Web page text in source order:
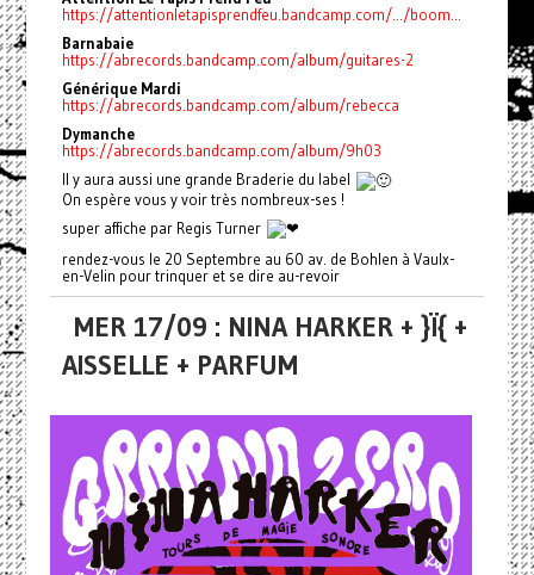
https://attentionletapisprendfeu.bandcamp.com/.../boom...
Barnabaie
https://abrecords.bandcamp.com/album/guitares-2
Générique Mardi
https://abrecords.bandcamp.com/album/rebecca
Dymanche
https://abrecords.bandcamp.com/album/9h03
Il y aura aussi une grande Braderie du label
On espère vous y voir très nombreux-ses !
super affiche par Regis Turner
rendez-vous le 20 Septembre au 60 av. de Bohlen à Vaulx-
en-Velin pour trinquer et se dire au-revoir
MER 17/09 : NINA HARKER + }Ï{ +
AISSELLE + PARFUM